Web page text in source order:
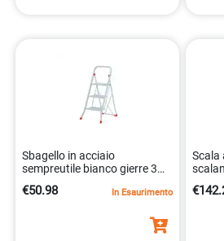
Sbagello in acciaio
sempreutile bianco gierre 3
8013186010604
€50.98 In Esaurimento
Scala